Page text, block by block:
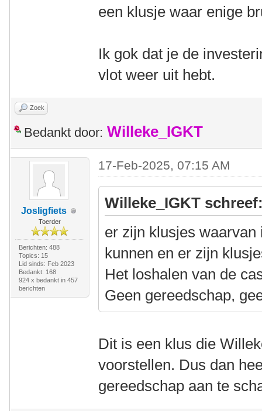
een klusje waar enige
Ik gok dat je de
vlot weer uit hebt.
Zoek
Bedankt door: Willeke_IGKT
Josligfiets
Toerder
Berichten: 488
Topics: 15
Lid sinds: Feb 2023
Bedankt: 168
924 x bedankt in 457
berichten
17-Feb-2025, 07:15 AM
Willeke_IGKT
er zijn klusjes
kunnen en er zijn
Het loshalen van de
Geen gereedschap,
Dit is een klus die
voorstellen. Dus dan
gereedschap aan te